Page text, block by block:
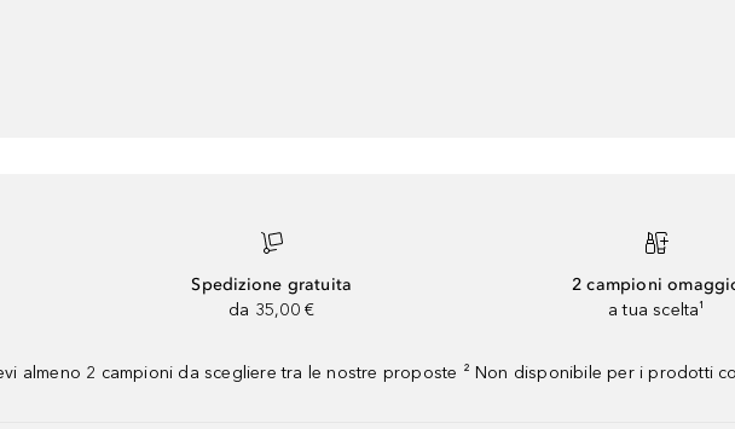
Spedizione gratuita
da 35,00 €
2 campioni
a tua scelta¹
almeno 2 campioni da scegliere tra le nostre proposte ² Non disponibile per i prodotti